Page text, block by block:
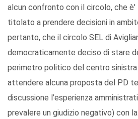
alcun confronto con il circolo, che è'
titolato a prendere decisioni in
pertanto, che il circolo SEL di
democraticamente deciso di stare
perimetro politico del centro sinistra
attendere alcuna proposta del PD
discussione l’esperienza
prevalere un giudizio negativo) con